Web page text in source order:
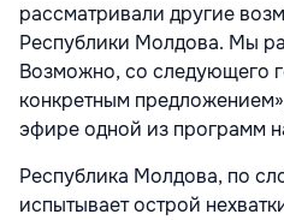
рассматривали другие
Республики Молдова. Мы
Возможно, со следующего
конкретным
эфире одной из программ
Республика Молдова, по
испытывает острой